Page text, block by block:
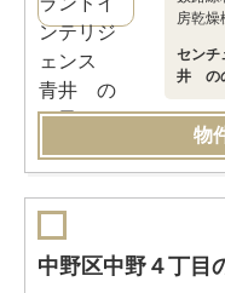
房乾
セン
井 の
物
中野区中野４丁目